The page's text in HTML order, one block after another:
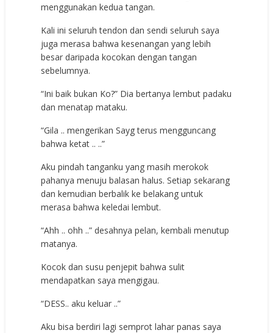
menggunakan kedua tangan.
Kali ini seluruh tendon dan sendi seluruh saya
juga merasa bahwa kesenangan yang lebih
besar daripada kocokan dengan tangan
sebelumnya.
“Ini baik bukan Ko?” Dia bertanya lembut padaku
dan menatap mataku.
“Gila .. mengerikan Sayg terus mengguncang
bahwa ketat .. ..”
Aku pindah tanganku yang masih merokok
pahanya menuju balasan halus. Setiap sekarang
dan kemudian berbalik ke belakang untuk
merasa bahwa keledai lembut.
“Ahh .. ohh ..” desahnya pelan, kembali menutup
matanya.
Kocok dan susu penjepit bahwa sulit
mendapatkan saya mengigau.
“DESS.. aku keluar ..”
Aku bisa berdiri lagi semprot lahar panas saya